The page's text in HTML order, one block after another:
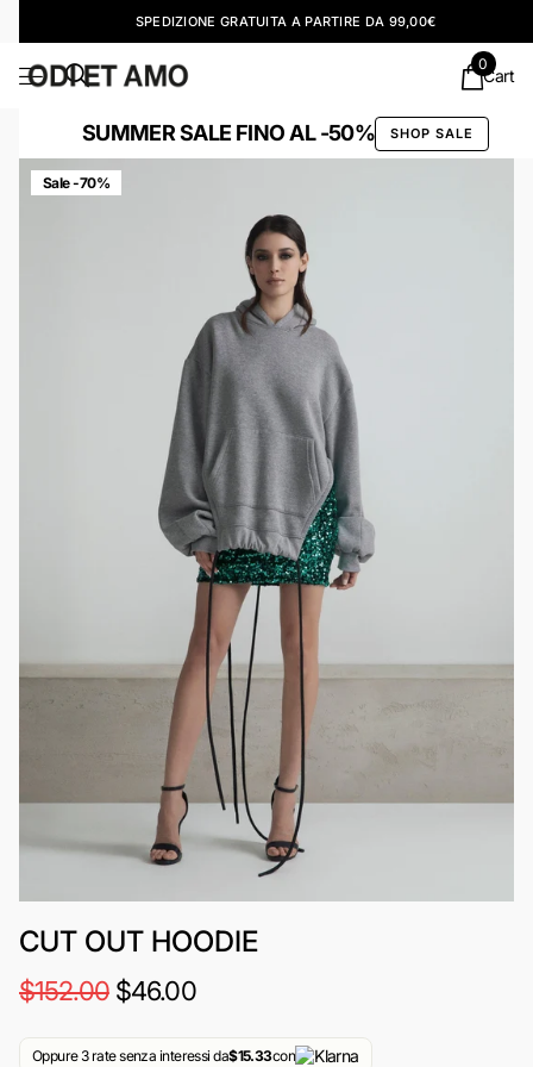
SPEDIZIONE GRATUITA A PARTIRE DA 99,00€
Cart
0
SUMMER SALE FINO AL -50% SHOP SALE
Sale -70%
CUT OUT HOODIE
$152.00$46.00
Oppure 3 rate senza interessi da$15.33con